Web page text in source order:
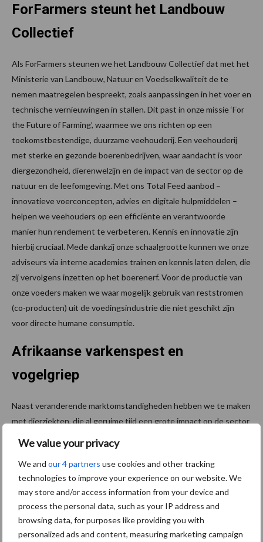
We value your privacy
We and our 4 partners use cookies and other tracking
technologies to improve your experience on our website. We
may store and/or access information from your device and
process the personal data, such as your IP address and
browsing data, for purposes like providing you with
personalized ads and content, measuring marketing campaign
ForFarmers steunt het Landbouw
Collectief
Als ForFarmers steunen we het Landbouw Collectief dat met het
Ministerie van Landbouw, Natuur en Voedselkwaliteit de te
nemen maatregelen bespreekt, zoals aanpassingen in het voer en
technische vernieuwingen in stallen. Dit past in onze missie ‘For
the Future of Farming’, waarmee we ons richten op een
toekomstbestendige, duurzame veehouderij. Een veehouderij
met sterke en gezonde boerenbedrijven, waar aandacht is voor
diergezondheid, dierenwelzijn en de impact van de sector op de
natuur en de leefomgeving. Met ons Total Feed aanbod –
innovatieve voerconcepten, advies en digitale hulpmiddelen –
helpen we veehouders op een efficiënte en verantwoorde
manier hun rendement te verbeteren. Kennis en innovatie zijn
hierbij cruciaal. Mede dankzij onze schaalgrootte kunnen we onze
adviseurs via interne academies trainen en kennis laten delen, die
zij vervolgens inzetten op het boerenerf. Voor de productie van
onze voeders maken we waar mogelijk gebruik van reststromen
(co-producten) uit de voedingsindustrie die niet geschikt zijn
voor directe humane consumptie.
Afrikaanse varkenspest en
vogelgriep
Naast veranderende marktomstandigheden hebben we te maken
met dierziekten, die al geruime tijd een grote impact op de sector
Afrikaanse varkenspest heeft geresulteerd in meer export van
varkensvlees en pluimveeproducten richting China en sterk
gestegen varkensprijzen. De ziekte is echter inmiddels ook bij
wilde zwijnen in onder meer Polen en dicht bij de Duitse grens
opgedoken. Ook pluimveehouders zijn alert omdat de
besmettelijke variant van vogelgriep is geconstateerd bij wilde